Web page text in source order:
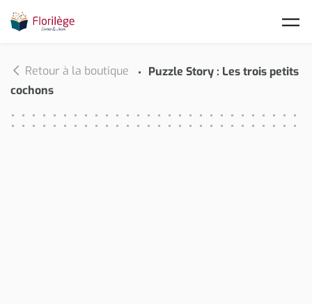
Retour à la boutique
Puzzle Story : Les trois petits
cochons